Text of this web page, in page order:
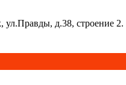
ул.Правды, д.38, строение 2.